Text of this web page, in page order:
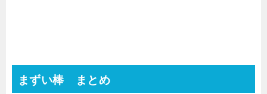
まずい棒 まとめ